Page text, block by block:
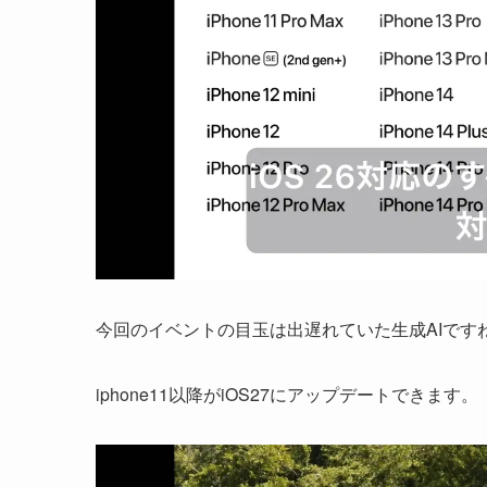
今回のイベントの目玉は出遅れていた生成AIです
iphone11以降がiOS27にアップデートできます。